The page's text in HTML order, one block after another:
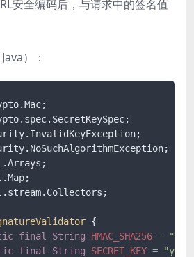
安全编码后，与请求中的签名值
）：
{
final String HMAC_SHA256 =
final String SECRET_KEY =